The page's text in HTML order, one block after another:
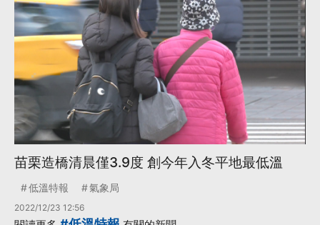
苗栗造橋清晨僅3.9度 創今年入冬平地最低溫
低溫特報 氣象局
2022/12/23 12:56